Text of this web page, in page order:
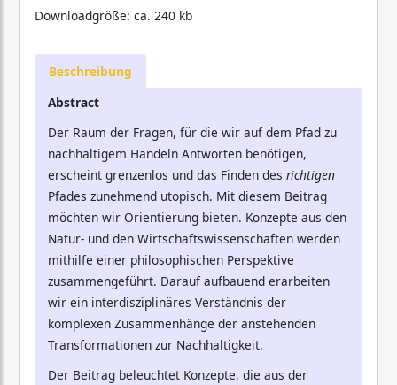
Downloadgröße: ca. 240 kb
Beschreibung
Abstract
Der Raum der Fragen, für die wir auf dem Pfad zu
nachhaltigem Handeln Antworten benötigen,
erscheint grenzenlos und das Finden des richtigen
Pfades zunehmend utopisch. Mit diesem Beitrag
möchten wir Orientierung bieten. Konzepte aus den
Natur- und den Wirtschaftswissenschaften werden
mithilfe einer philosophischen Perspektive
zusammengeführt. Darauf aufbauend erarbeiten
wir ein interdisziplinäres Verständnis der
komplexen Zusammenhänge der anstehenden
Transformationen zur Nachhaltigkeit.
Der Beitrag beleuchtet Konzepte, die aus der